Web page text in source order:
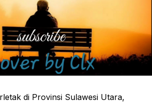
di Provinsi Sulawesi Utara,